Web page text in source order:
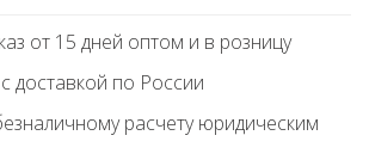
от 15 дней оптом и в розницу
доставкой по России
расчету юридическим